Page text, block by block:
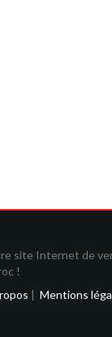
site Internet de
!
| Mentions